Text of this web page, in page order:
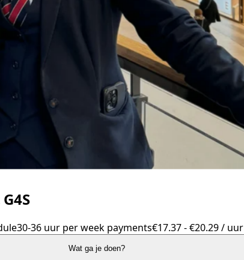
30-36 uur per week payments€17.37 - €20.29 / uur
Wat ga je doen?